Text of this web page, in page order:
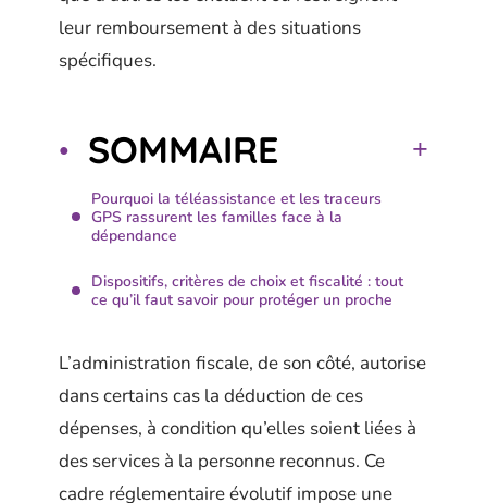
leur remboursement à des situations
spécifiques.
SOMMAIRE
Pourquoi la téléassistance et les traceurs
GPS rassurent les familles face à la
dépendance
Dispositifs, critères de choix et fiscalité : tout
ce qu’il faut savoir pour protéger un proche
L’administration fiscale, de son côté, autorise
dans certains cas la déduction de ces
dépenses, à condition qu’elles soient liées à
des services à la personne reconnus. Ce
cadre réglementaire évolutif impose une